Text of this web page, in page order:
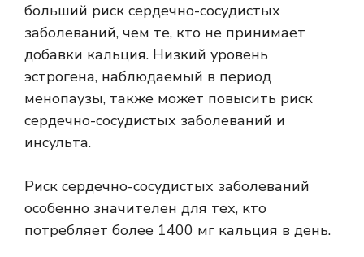
больший риск сердечно-сосудистых
заболеваний, чем те, кто не принимает
добавки кальция. Низкий уровень
эстрогена, наблюдаемый в период
менопаузы, также может повысить риск
сердечно-сосудистых заболеваний и
инсульта.
Риск сердечно-сосудистых заболеваний
особенно значителен для тех, кто
потребляет более 1400 мг кальция в день.